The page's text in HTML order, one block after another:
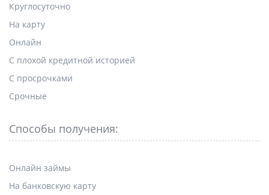
Круглосуточно
На карту
Онлайн
С плохой кредитной историей
С просрочками
Срочные
Способы получения:
Онлайн займы
На банковскую карту